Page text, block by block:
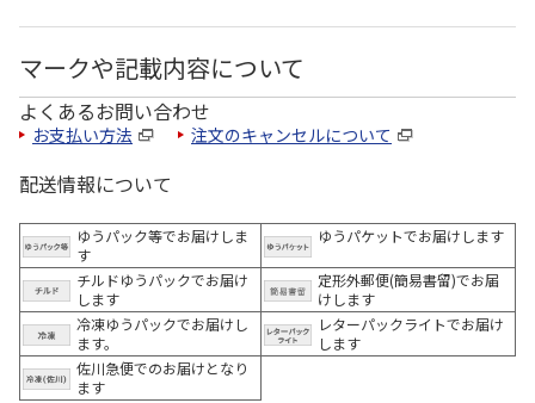
マークや記載内容について
よくあるお問い合わせ
お支払い方法 注文のキャンセルについて
配送情報について
ゆうパック等でお届けしま
す
ゆうパケットでお届けします
チルドゆうパックでお届け
します
定形外郵便(簡易書留)でお届
けします
冷凍ゆうパックでお届けし
ます。
レターパックライトでお届け
します
佐川急便でのお届けとなり
ます